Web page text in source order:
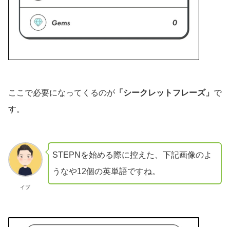
ここで必要になってくるのが 「シークレットフレーズ」 で
す。
イブ
STEPNを始める際に控えた、下記画像のよ
うなや12個の英単語ですね。